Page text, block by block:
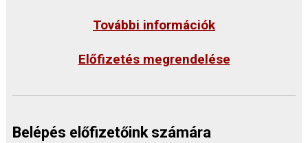
További információk
Előfizetés megrendelése
Belépés előfizetőink számára